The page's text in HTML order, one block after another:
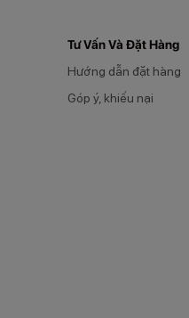
Tư Vấn Và Đặt Hàng
Hướng dẫn đặt hàng
Góp ý, khiếu nại